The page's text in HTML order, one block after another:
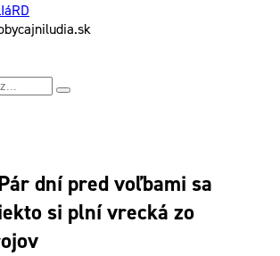
dní pred voľbami sa
si plní vrecká zo